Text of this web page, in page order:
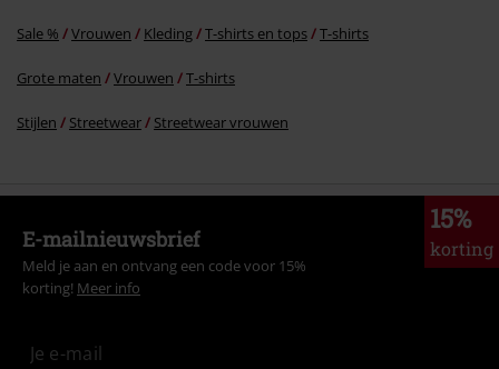
Sale % Vrouwen Kleding T-shirts en tops T-shirts
Grote maten Vrouwen T-shirts
Stijlen Streetwear Streetwear vrouwen
15%
korting
E-mailnieuwsbrief
Meld je aan en ontvang een code voor 15%
korting! Meer info